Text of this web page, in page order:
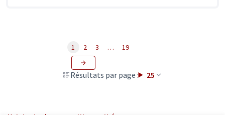
Résultats par page : 25
1 2 3 … 19